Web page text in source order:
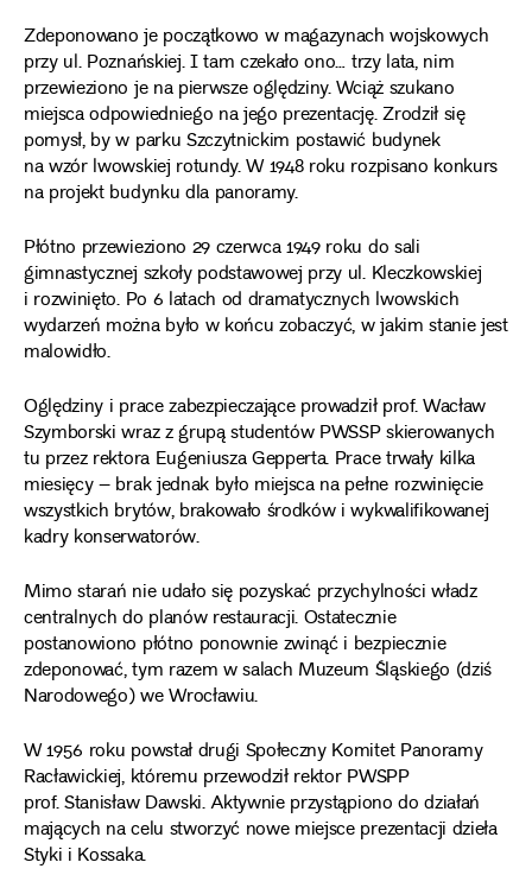
Zdeponowano je początkowo w magazynach wojskowych
przy ul. Poznańskiej. I tam czekało ono… trzy lata, nim
przewieziono je na pierwsze oględziny. Wciąż szukano
miejsca odpowiedniego na jego prezentację. Zrodził się
pomysł, by w parku Szczytnickim postawić budynek
na wzór lwowskiej rotundy. W 1948 roku rozpisano konkurs
na projekt budynku dla panoramy.
Płótno przewieziono 29 czerwca 1949 roku do sali
gimnastycznej szkoły podstawowej przy ul. Kleczkowskiej
i rozwinięto. Po 6 latach od dramatycznych lwowskich
wydarzeń można było w końcu zobaczyć, w jakim stanie jest
malowidło.
Oględziny i prace zabezpieczające prowadził prof. Wacław
Szymborski wraz z grupą studentów PWSSP skierowanych
tu przez rektora Eugeniusza Gepperta. Prace trwały kilka
miesięcy – brak jednak było miejsca na pełne rozwinięcie
wszystkich brytów, brakowało środków i wykwalifikowanej
kadry konserwatorów.
Mimo starań nie udało się pozyskać przychylności władz
centralnych do planów restauracji. Ostatecznie
postanowiono płótno ponownie zwinąć i bezpiecznie
zdeponować, tym razem w salach Muzeum Śląskiego (dziś
Narodowego) we Wrocławiu.
W 1956 roku powstał drugi Społeczny Komitet Panoramy
Racławickiej, któremu przewodził rektor PWSPP
prof. Stanisław Dawski. Aktywnie przystąpiono do działań
mających na celu stworzyć nowe miejsce prezentacji dzieła
Styki i Kossaka.